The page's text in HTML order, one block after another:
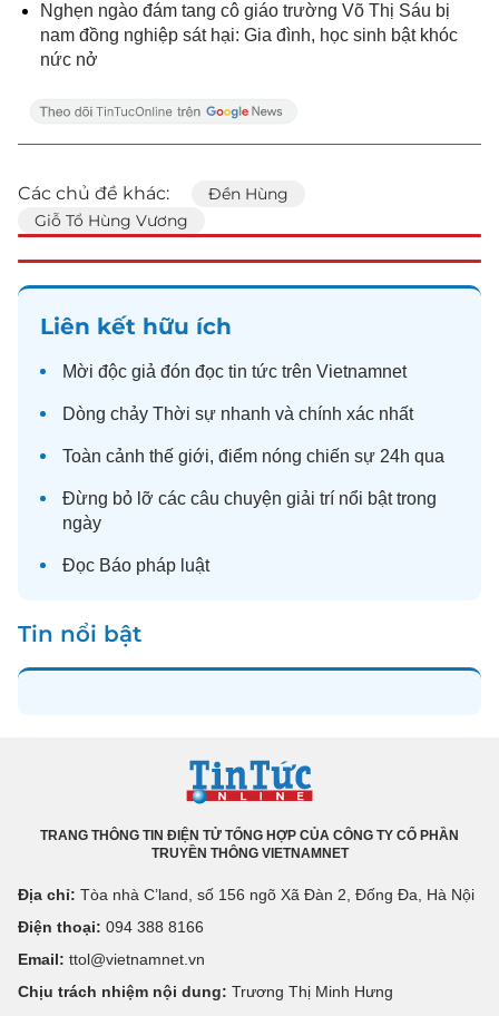
Nghẹn ngào đám tang cô giáo trường Võ Thị Sáu bị
nam đồng nghiệp sát hại: Gia đình, học sinh bật khóc
nức nở
Các chủ đề khác:
Đền Hùng
Giỗ Tổ Hùng Vương
Liên kết hữu ích
Mời độc giả đón đọc tin tức trên Vietnamnet
Dòng chảy Thời sự nhanh và chính xác nhất
Toàn cảnh thế giới, điểm nóng chiến sự 24h qua
Đừng bỏ lỡ các câu chuyện giải trí nổi bật trong
ngày
Đọc Báo pháp luật
Tin nổi bật
TRANG THÔNG TIN ĐIỆN TỬ TỔNG HỢP CỦA CÔNG TY CỔ PHẦN
TRUYỀN THÔNG VIETNAMNET
Địa chỉ: Tòa nhà C’land, số 156 ngõ Xã Đàn 2, Đống Đa, Hà Nội
Điện thoại: 094 388 8166
Email: ttol@vietnamnet.vn
Chịu trách nhiệm nội dung: Trương Thị Minh Hưng